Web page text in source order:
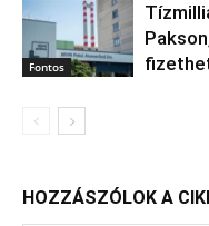
Fontos
HOZZÁSZÓLOK A